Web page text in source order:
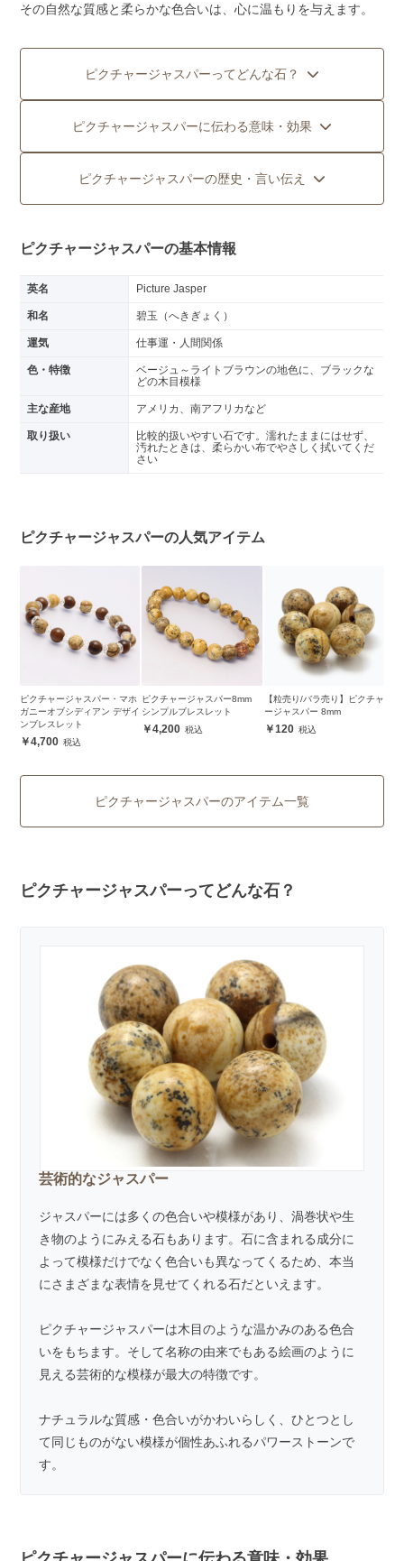
その自然な質感と柔らかな色合いは、心に温もりを与えます。
ピクチャージャスパーってどんな石？
ピクチャージャスパーに伝わる意味・効果
ピクチャージャスパーの歴史・言い伝え
ピクチャージャスパーの基本情報
英名 Picture Jasper
和名 碧玉（へきぎょく）
運気 仕事運・人間関係
色・特徴
ベージュ～ライトブラウンの地色に、ブラックな
どの木目模様
主な産地 アメリカ、南アフリカなど
取り扱い
比較的扱いやすい石です。濡れたままにはせず、
汚れたときは、柔らかい布でやさしく拭いてくだ
さい
ピクチャージャスパーの人気アイテム
ピクチャージャスパー・マホ
ガニーオブシディアン デザイ
ンブレスレット
4,700
ピクチャージャスパー8mm
シンプルブレスレット
4,200
【粒売り/バラ売り】ピクチャ
ージャスパー 8mm
120
ピクチャージャスパーのアイテム一覧
ピクチャージャスパーってどんな石？
芸術的なジャスパー
ジャスパーには多くの色合いや模様があり、渦巻状や生
き物のようにみえる石もあります。石に含まれる成分に
よって模様だけでなく色合いも異なってくるため、本当
にさまざまな表情を見せてくれる石だといえます。
ピクチャージャスパーは木目のような温かみのある色合
いをもちます。そして名称の由来でもある絵画のように
見える芸術的な模様が最大の特徴です。
ナチュラルな質感・色合いがかわいらしく、ひとつとし
て同じものがない模様が個性あふれるパワーストーンで
す。